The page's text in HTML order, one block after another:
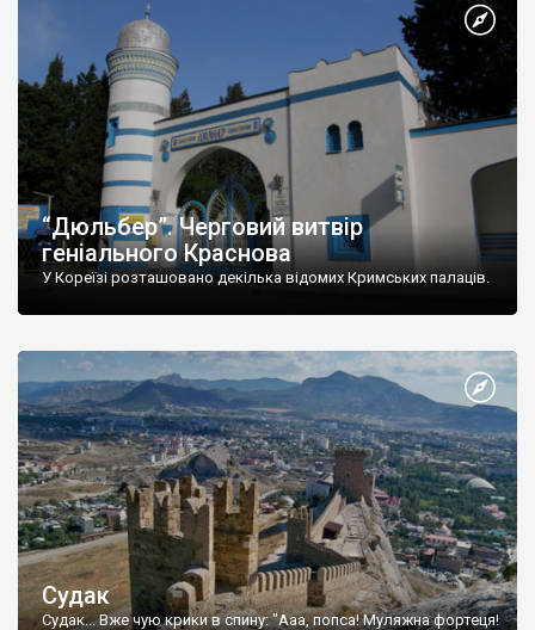
“Дюльбер”. Черговий витвір
геніального Краснова
У Кореїзі розташовано декілька відомих Кримських палаців.
Судак
Судак... Вже чую крики в спину: "Ааа, попса! Муляжна фортеця!